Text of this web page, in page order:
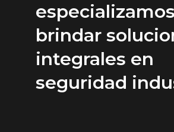
brindar
integrales en
seguridad